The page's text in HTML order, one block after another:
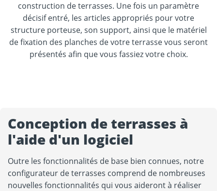
construction de terrasses. Une fois un paramètre
décisif entré, les articles appropriés pour votre
structure porteuse, son support, ainsi que le matériel
de fixation des planches de votre terrasse vous seront
présentés afin que vous fassiez votre choix.
Conception de terrasses à
l'aide d'un logiciel
Outre les fonctionnalités de base bien connues, notre
configurateur de terrasses comprend de nombreuses
nouvelles fonctionnalités qui vous aideront à réaliser